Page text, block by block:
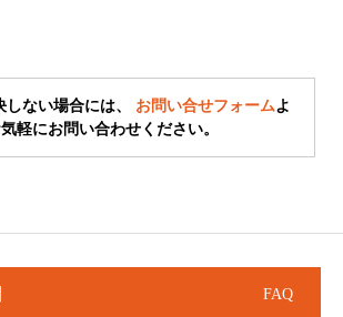
しない場合には、 お問い合せフォームよ
軽にお問い合わせください。
FAQ